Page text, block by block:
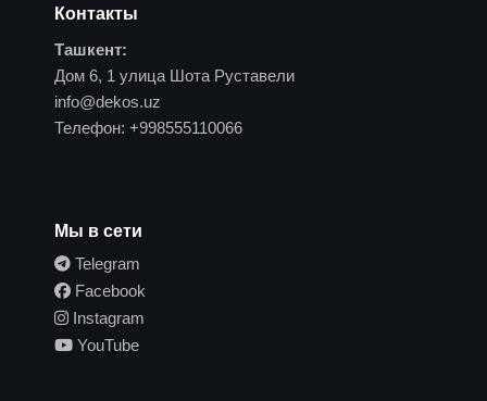
Контакты
Ташкент:
Дом 6, 1 улица Шота Руставели
info@dekos.uz
Телефон: +998555110066
Мы в сети
Telegram
Facebook
Instagram
YouTube